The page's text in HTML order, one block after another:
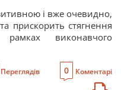
і вже очевидно,
прискорить стягнення
виконавчого
Переглядів 0 Коментарі